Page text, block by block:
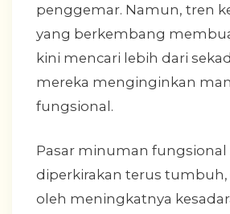
penggemar. Namun, tren
yang berkembang
kini mencari lebih dari
mereka menginginkan
fungsional.
Pasar minuman fungsional
diperkirakan terus
oleh meningkatnya